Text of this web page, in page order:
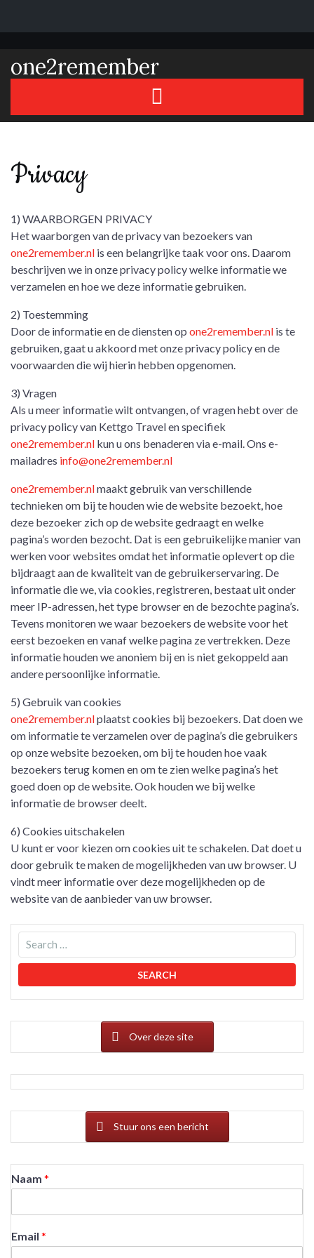
content
one2remember
Privacy
1) WAARBORGEN PRIVACY
Het waarborgen van de privacy van bezoekers van
one2remember.nl is een belangrijke taak voor ons. Daarom
beschrijven we in onze privacy policy welke informatie we
verzamelen en hoe we deze informatie gebruiken.
2) Toestemming
Door de informatie en de diensten op one2remember.nl is te
gebruiken, gaat u akkoord met onze privacy policy en de
voorwaarden die wij hierin hebben opgenomen.
3) Vragen
Als u meer informatie wilt ontvangen, of vragen hebt over de
privacy policy van Kettgo Travel en specifiek
one2remember.nl kun u ons benaderen via e-mail. Ons e-
mailadres info@one2remember.nl
one2remember.nlmaakt gebruik van verschillende
technieken om bij te houden wie de website bezoekt, hoe
deze bezoeker zich op de website gedraagt en welke
pagina’s worden bezocht. Dat is een gebruikelijke manier van
werken voor websites omdat het informatie oplevert op die
bijdraagt aan de kwaliteit van de gebruikerservaring. De
informatie die we, via cookies, registreren, bestaat uit onder
meer IP-adressen, het type browser en de bezochte pagina’s.
Tevens monitoren we waar bezoekers de website voor het
eerst bezoeken en vanaf welke pagina ze vertrekken. Deze
informatie houden we anoniem bij en is niet gekoppeld aan
andere persoonlijke informatie.
5) Gebruik van cookies
one2remember.nlplaatst cookies bij bezoekers. Dat doen we
om informatie te verzamelen over de pagina’s die gebruikers
op onze website bezoeken, om bij te houden hoe vaak
bezoekers terug komen en om te zien welke pagina’s het
goed doen op de website. Ook houden we bij welke
informatie de browser deelt.
6) Cookies uitschakelen
U kunt er voor kiezen om cookies uit te schakelen. Dat doet u
door gebruik te maken de mogelijkheden van uw browser. U
vindt meer informatie over deze mogelijkheden op de
website van de aanbieder van uw browser.
Over deze site
Stuur ons een bericht
Naam *
Email *